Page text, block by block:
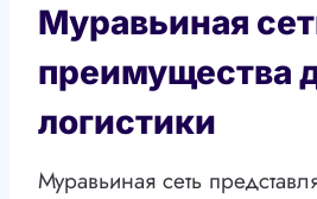
Муравьиная
преимущества
логистики
Муравьиная сеть